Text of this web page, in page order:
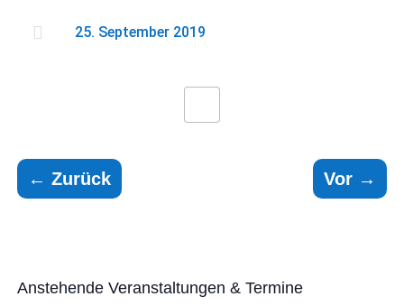
 25. September 2019
←Zurück Vor→
Anstehende Veranstaltungen & Termine